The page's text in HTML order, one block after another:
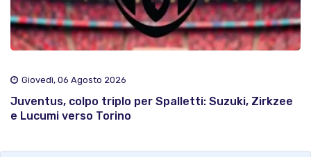
Giovedì, 06 Agosto 2026
Juventus, colpo triplo per Spalletti: Suzuki, Zirkzee
e Lucumi verso Torino